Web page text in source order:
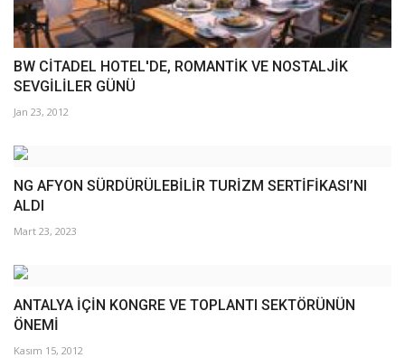
BW CİTADEL HOTEL'DE, ROMANTİK VE NOSTALJİK
SEVGİLİLER GÜNÜ
Jan 23, 2012
NG AFYON SÜRDÜRÜLEBİLİR TURİZM SERTİFİKASI’NI
ALDI
Mart 23, 2023
ANTALYA İÇİN KONGRE VE TOPLANTI SEKTÖRÜNÜN
ÖNEMİ
Kasım 15, 2012